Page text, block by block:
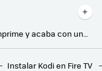
Han creado un hormigón de maíz. Se imprime y acaba con uno de los grandes problemas de la construcción
Este cemento promete ser hasta 10 veces más resistente y de secado más rápido que los actuales. Está inspirado en las ostras
Instalar Kodi en Fire TV